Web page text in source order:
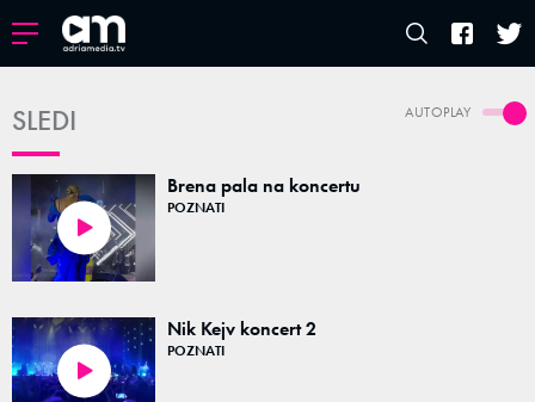
AUTOPLAY
SLEDI
Brena pala na koncertu
POZNATI
Nik Kejv koncert 2
POZNATI